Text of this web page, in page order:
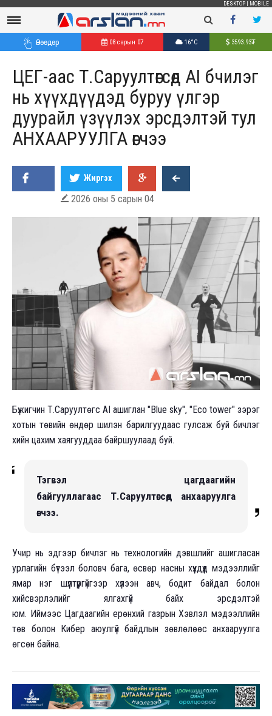
DESKTOP MOBILE
Өнөөдөр 08 сарын 07 16°C 3593.93₮
ЦЕГ-аас Т.Саруултөгсөд AI бчилэг
нь хүүхдүүдэд буруу үлгэр
дуурайл үзүүлэх эрсдэлтэй тул
АНХААРУУЛГА өгчээ
Жиргэх
 2026 оны 5 сарын 04
Бүжигчин Т.Саруултөгс AI ашиглан "Blue sky", "Eco tower" зэрэг
хотын төвийн өндөр шилэн барилгуудаас гулсаж буй бичлэг
хийн цахим хаягууддаа байршуулаад буй.
Тэгвэл цагдаагийн
байгууллагаас Т.Саруултөгсөд анхааруулга
өгчээ.
Учир нь эдгээр бичлэг нь технологийн дэвшлийг ашигласан
урлагийн бүтээл боловч бага, өсвөр насны хүүхдүүд мэдээллийг
ямар нэг шүүлтүүргүйгээр хүлээн авч, бодит байдал болон
хийсвэрлэлийг ялгахгүй байх эрсдэлтэй
юм. Иймээс Цагдаагийн ерөнхий газрын Хэвлэл мэдээллийн
төв болон Кибер аюулгүй байдлын зөвлөлөөс анхааруулга
өгсөн байна.